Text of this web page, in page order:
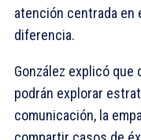
atención centrada en
diferencia.
González explicó
podrán explorar
comunicación, la